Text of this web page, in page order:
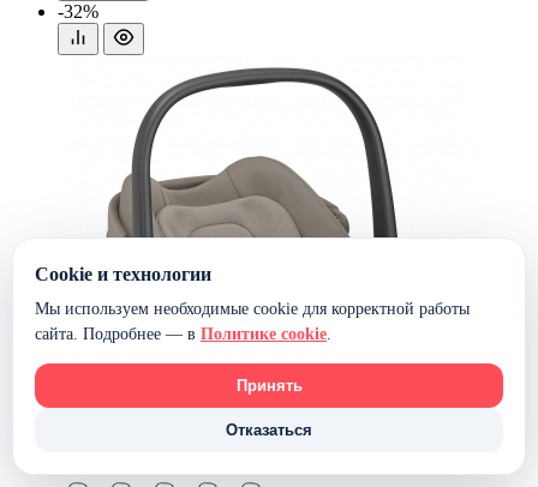
-32%
Cookie и технологии
Мы используем необходимые cookie для корректной работы
сайта. Подробнее — в Политике cookie.
Принять
Отказаться